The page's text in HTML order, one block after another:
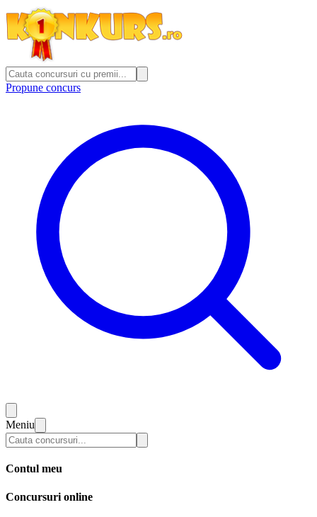
Propune concurs
Meniu
Contul meu
Concursuri online